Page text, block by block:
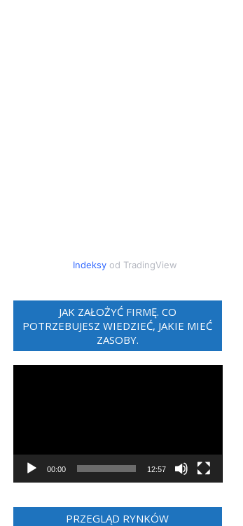
Indeksy od TradingView
JAK ZAŁOŻYĆ FIRMĘ. CO
POTRZEBUJESZ WIEDZIEĆ, JAKIE MIEĆ
ZASOBY.
00:00 12:57
PRZEGLĄD RYNKÓW